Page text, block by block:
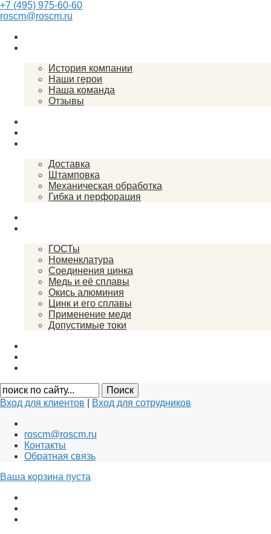
+7 (495) 975-60-60
roscm@roscm.ru
История компании
Наши герои
Наша команда
Отзывы
Доставка
Штамповка
Механическая обработка
Гибка и перфорация
ГОСТы
Номенклатура
Соединения цинка
Медь и её сплавы
Окись алюминия
Цинк и его сплавы
Применение меди
Допустимые токи
Вход для клиентов Вход для сотрудников
roscm@roscm.ru
Контакты
Обратная связь
Ваша корзина пуста